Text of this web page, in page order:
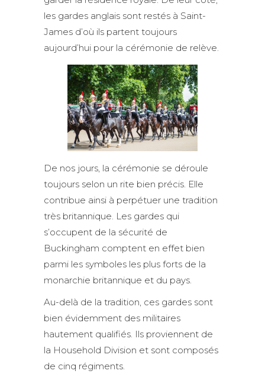
les gardes anglais sont restés à Saint-
James d’où ils partent toujours
aujourd’hui pour la cérémonie de relève.
De nos jours, la cérémonie se déroule
toujours selon un rite bien précis. Elle
contribue ainsi à perpétuer une tradition
très britannique. Les gardes qui
s’occupent de la sécurité de
Buckingham comptent en effet bien
parmi les symboles les plus forts de la
monarchie britannique et du pays.
Au-delà de la tradition, ces gardes sont
bien évidemment des militaires
hautement qualifiés. Ils proviennent de
la Household Division et sont composés
de cinq régiments.